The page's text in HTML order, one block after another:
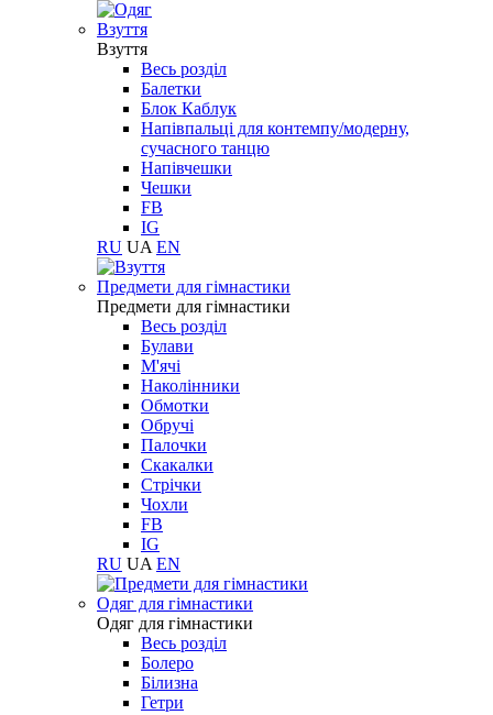
Взуття
Взуття
Весь розділ
Балетки
Блок Каблук
Напівпальці для контемпу/модерну,
сучасного танцю
Напівчешки
Чешки
FB
IG
RU UA EN
Предмети для гімнастики
Предмети для гімнастики
Весь розділ
Булави
М'ячі
Наколінники
Обмотки
Обручі
Палочки
Скакалки
Стрічки
Чохли
FB
IG
RU UA EN
Одяг для гімнастики
Одяг для гімнастики
Весь розділ
Болеро
Білизна
Гетри